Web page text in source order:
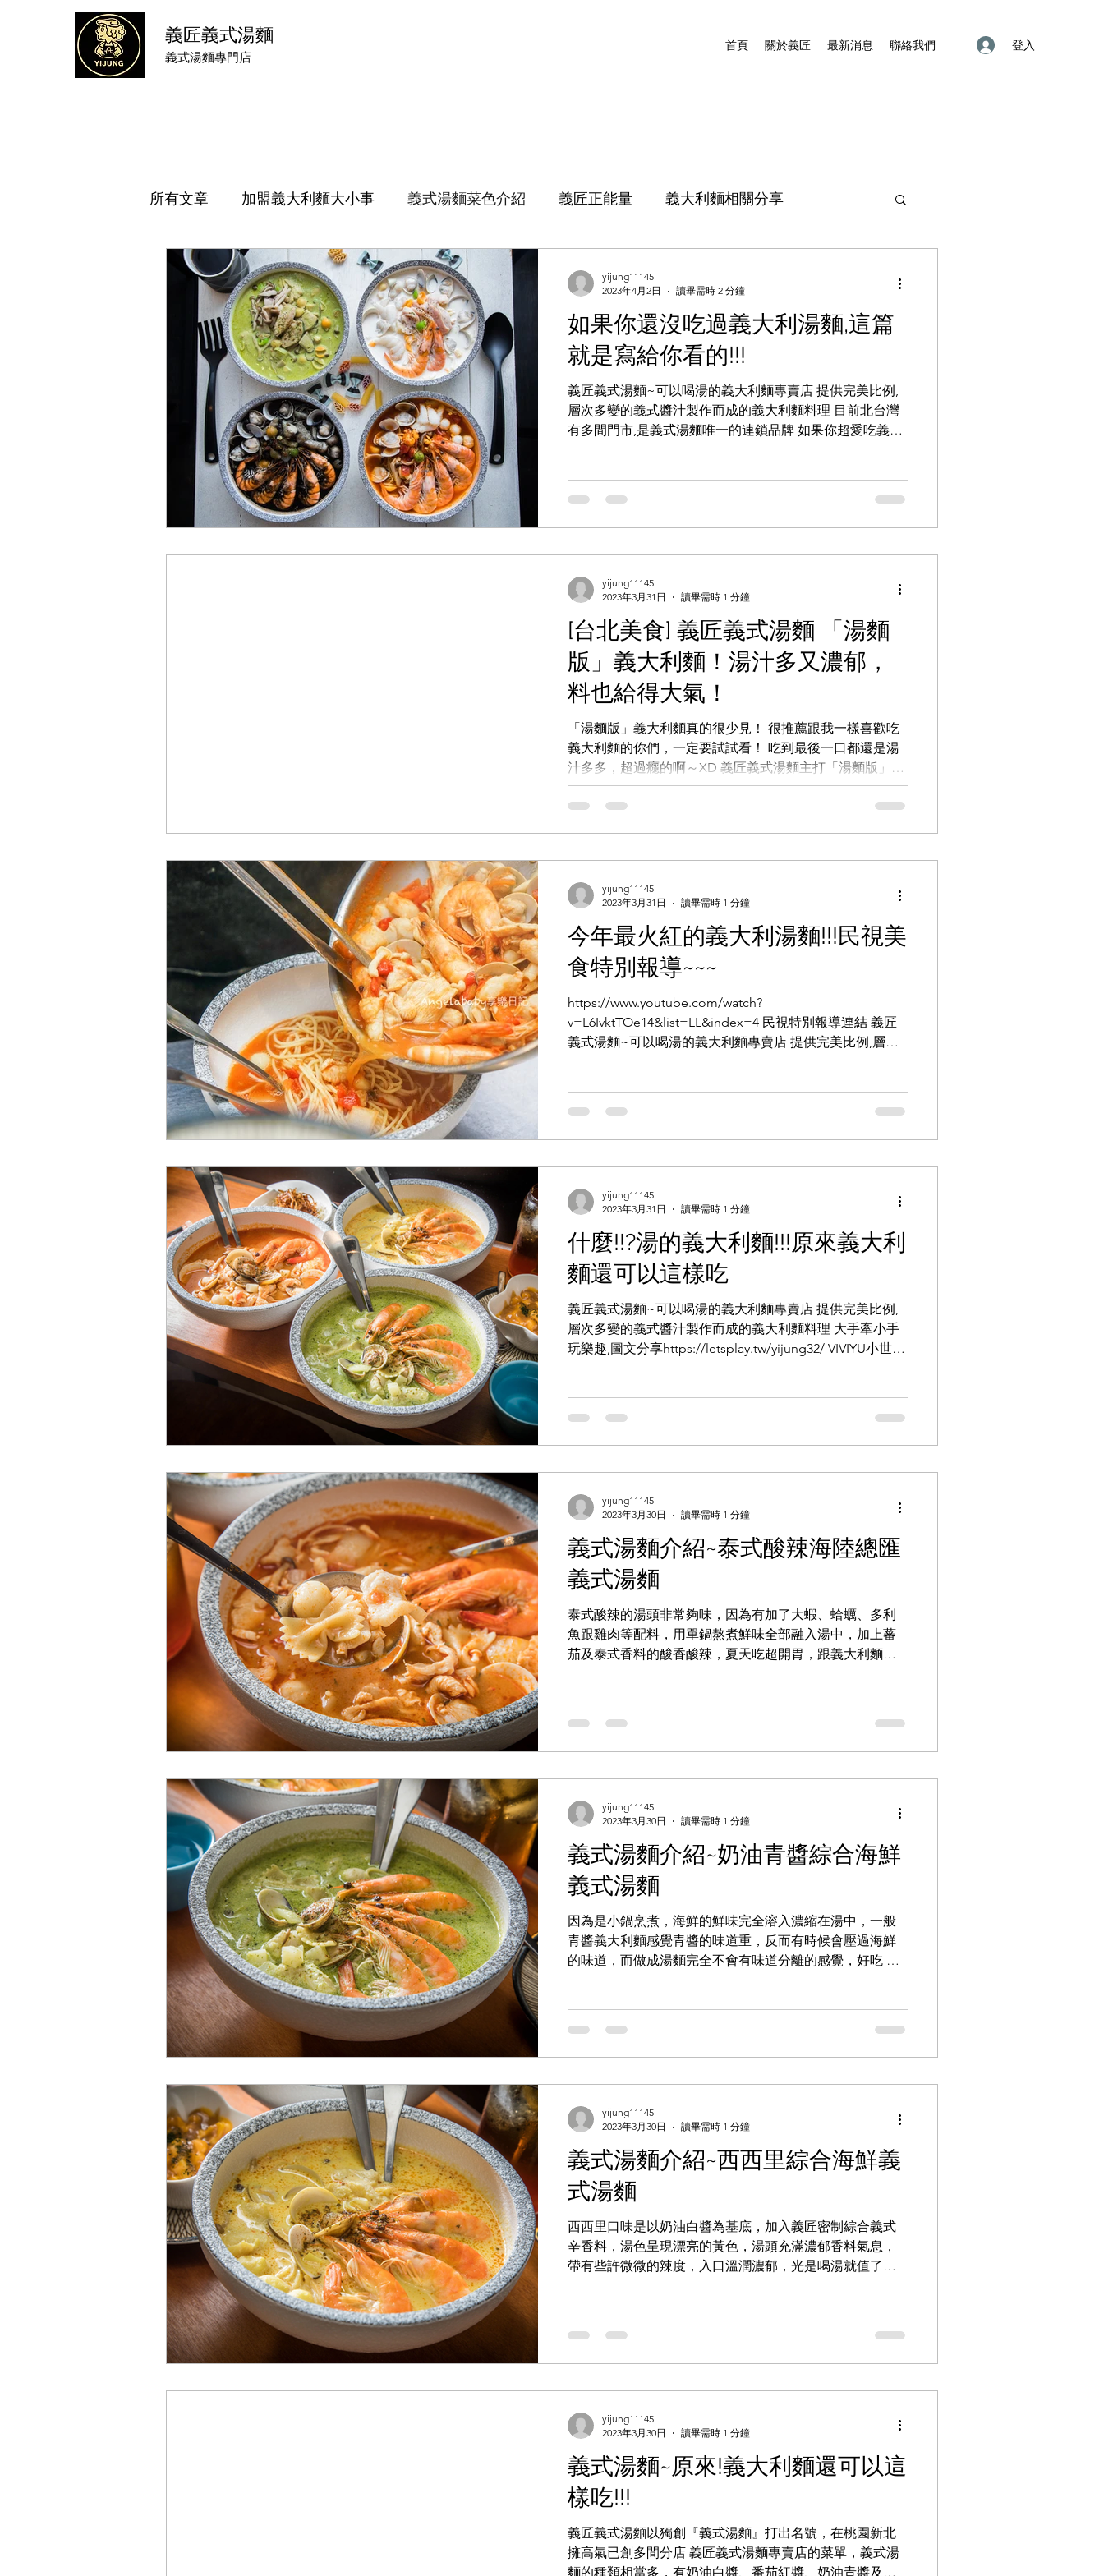
義匠義式湯麵
​義式湯麵專門店
首頁 關於義匠 最新消息 聯絡我們 登入
所有文章 加盟義大利麵大小事 義式湯麵菜色介紹 義匠正能量 義大利麵相關分享
如果你還沒吃過義大利湯麵,這篇
就是寫給你看的!!!
義匠義式湯麵~可以喝湯的義大利麵專賣店 提供完美比例,
層次多變的義式醬汁製作而成的義大利麵料理 目前北台灣
有多間門市,是義式湯麵唯一的連鎖品牌 如果你超愛吃義大
yijung11145
2023年4月2日
讀畢需時 2 分鐘
[台北美食] 義匠義式湯麵 「湯麵
版」義大利麵！湯汁多又濃郁，
料也給得大氣！
「湯麵版」義大利麵真的很少見！ 很推薦跟我一樣喜歡吃
義大利麵的你們，一定要試試看！ 吃到最後一口都還是湯
汁多多，超過癮的啊～XD 義匠義式湯麵主打「湯麵版」義
大利麵，顧名思義就是湯汁多！ 其實我之前就吃過湯多的
義大利麵，但因為湯汁都偏稀，所以後來倒也不會特別去
yijung11145
2023年3月31日
讀畢需時 1 分鐘
今年最火紅的義大利湯麵!!!民視美
食特別報導~~~
https://www.youtube.com/watch?
v=L6IvktTOe14&list=LL&index=4 民視特別報導連結 義匠
義式湯麵~可以喝湯的義大利麵專賣店 提供完美比例,層次
yijung11145
2023年3月31日
讀畢需時 1 分鐘
什麼!!?湯的義大利麵!!!原來義大利
麵還可以這樣吃
義匠義式湯麵~可以喝湯的義大利麵專賣店 提供完美比例,
層次多變的義式醬汁製作而成的義大利麵料理 大手牽小手
玩樂趣,圖文分享https://letsplay.tw/yijung32/ VIVIYU小世
yijung11145
2023年3月31日
讀畢需時 1 分鐘
義式湯麵介紹~泰式酸辣海陸總匯
義式湯麵
泰式酸辣的湯頭非常夠味，因為有加了大蝦、蛤蠣、多利
魚跟雞肉等配料，用單鍋熬煮鮮味全部融入湯中，加上蕃
茄及泰式香料的酸香酸辣，夏天吃超開胃，跟義大利麵也
yijung11145
2023年3月30日
讀畢需時 1 分鐘
義式湯麵介紹~奶油青醬綜合海鮮
義式湯麵
因為是小鍋烹煮，海鮮的鮮味完全溶入濃縮在湯中，一般
青醬義大利麵感覺青醬的味道重，反而有時候會壓過海鮮
的味道，而做成湯麵完全不會有味道分離的感覺，好吃 一
yijung11145
2023年3月30日
讀畢需時 1 分鐘
義式湯麵介紹~西西里綜合海鮮義
式湯麵
西西里口味是以奶油白醬為基底，加入義匠密制綜合義式
辛香料，湯色呈現漂亮的黃色，湯頭充滿濃郁香料氣息，
帶有些許微微的辣度，入口溫潤濃郁，光是喝湯就值了，
yijung11145
2023年3月30日
讀畢需時 1 分鐘
義式湯麵~原來!義大利麵還可以這
樣吃!!!
義匠義式湯麵以獨創『義式湯麵』打出名號，在桃園新北
擁高氣已創多間分店 義匠義式湯麵專賣店的菜單，義式湯
麵的種類相當多，有奶油白醬、番茄紅醬、奶油青醬及其
yijung11145
2023年3月30日
讀畢需時 1 分鐘